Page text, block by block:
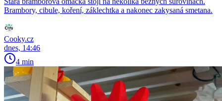
Brambory, cibule, koření, záklechtka a nakonec zakysaná smetana.
Cooky.cz
dnes, 14:46
4 min